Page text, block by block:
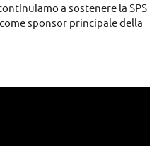
a sostenere la SPS
come sponsor principale della